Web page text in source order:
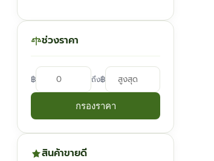
ช่วงราคา
฿ ถึง฿
กรองราคา
สินค้าขายดี